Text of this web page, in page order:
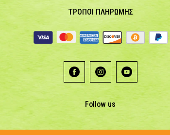
ΤΡΟΠΟΙ ΠΛΗΡΩΜΗΣ
Follow us